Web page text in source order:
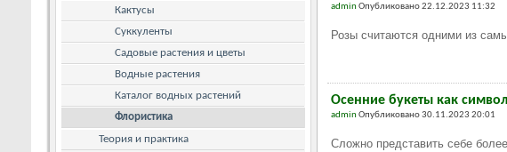
adminОпубликовано 22.12.2023 11:32
Розы считаются одними из
Осенние букеты как
adminОпубликовано 30.11.2023 20:01
Сложно представить себе
Кактусы
Суккуленты
Садовые растения и цветы
Водные растения
Каталог водных растений
Флористика
Теория и практика